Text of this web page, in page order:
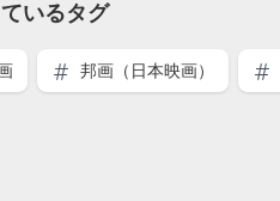
いるタグ
邦画（日本映画）